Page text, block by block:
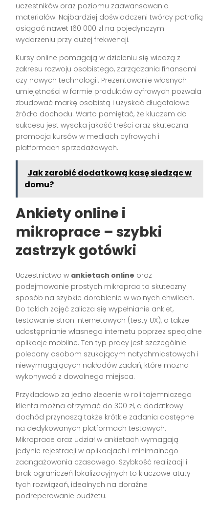
uczestników oraz poziomu zaawansowania
materiałów. Najbardziej doświadczeni twórcy potrafią
osiągać nawet 160 000 zł na pojedynczym
wydarzeniu przy dużej frekwencji.
Kursy online pomagają w dzieleniu się wiedzą z
zakresu rozwoju osobistego, zarządzania finansami
czy nowych technologii. Prezentowanie własnych
umiejętności w formie produktów cyfrowych pozwala
zbudować markę osobistą i uzyskać długofalowe
źródło dochodu. Warto pamiętać, że kluczem do
sukcesu jest wysoka jakość treści oraz skuteczna
promocja kursów w mediach cyfrowych i
platformach sprzedażowych.
Jak zarobić dodatkową kasę siedząc w
domu?
Ankiety online i
mikroprace – szybki
zastrzyk gotówki
Uczestnictwo w ankietach online oraz
podejmowanie prostych mikroprac to skuteczny
sposób na szybkie dorobienie w wolnych chwilach.
Do takich zajęć zalicza się wypełnianie ankiet,
testowanie stron internetowych (testy UX), a także
udostępnianie własnego internetu poprzez specjalne
aplikacje mobilne. Ten typ pracy jest szczególnie
polecany osobom szukającym natychmiastowych i
niewymagających nakładów zadań, które można
wykonywać z dowolnego miejsca.
Przykładowo za jedno zlecenie w roli tajemniczego
klienta można otrzymać do 300 zł, a dodatkowy
dochód przynoszą także krótkie zadania dostępne
na dedykowanych platformach testowych.
Mikroprace oraz udział w ankietach wymagają
jedynie rejestracji w aplikacjach i minimalnego
zaangażowania czasowego. Szybkość realizacji i
brak ograniczeń lokalizacyjnych to kluczowe atuty
tych rozwiązań, idealnych na doraźne
podreperowanie budżetu.